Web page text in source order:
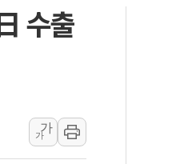
대통령, ISA 개편 재검토 지시…與 "
해중부 전 해상 풍랑주의보…10일까
해시, 11~14일 '별똥별 멍' 운영…페르
중·남부 동해안 시간당 50mm 이
수출
가
가